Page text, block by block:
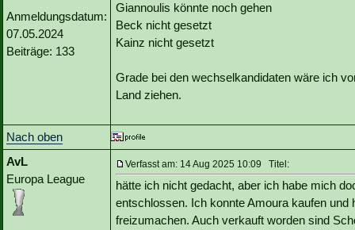
Anmeldungsdatum:
07.05.2024
Beiträge: 133
Giannoulis könnte noch gehen
Beck nicht gesetzt
Kainz nicht gesetzt
Grade bei den wechselkandidaten wäre ich
Land ziehen.
Nach oben
AvL
Europa League
Verfasst am: 14 Aug 2025 10:09 Titel:
hätte ich nicht gedacht, aber ich habe mich
entschlossen. Ich konnte Amoura kaufen
freizumachen. Auch verkauft worden sind